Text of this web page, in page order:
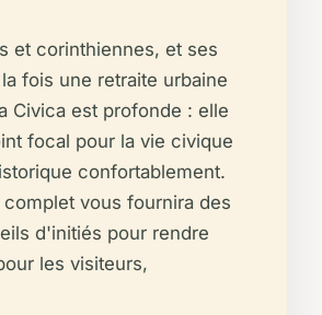
et corinthiennes, et ses
fois une retraite urbaine
Civica est profonde : elle
focal pour la vie civique
confortablement.
vous fournira des
d'initiés pour rendre
les visiteurs,